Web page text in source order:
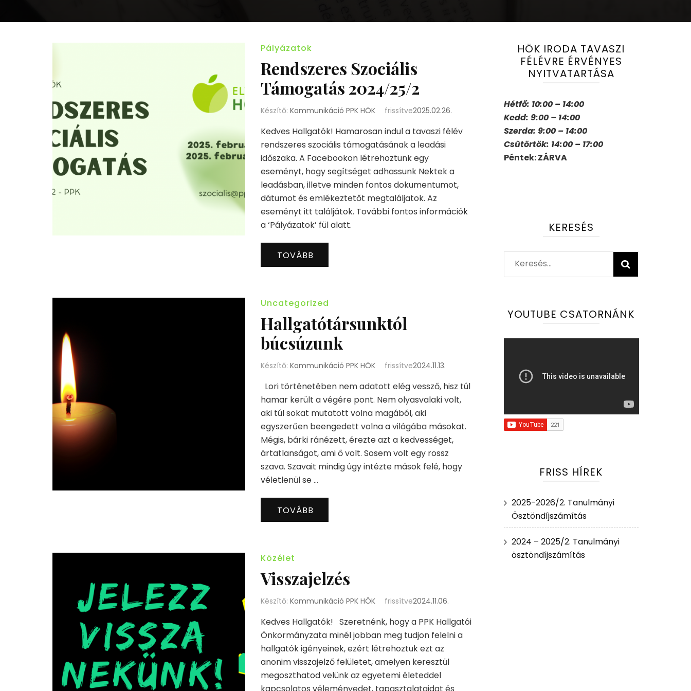
Pályázatok
Rendszeres Szociális
Támogatás 2024/25/2
Készítő: Kommunikáció PPK HÖK frissítve2025.02.26.
Kedves Hallgatók! Hamarosan indul a tavaszi félév
rendszeres szociális támogatásának a leadási
időszaka. A Facebookon létrehoztunk egy
eseményt, hogy segítséget adhassunk Nektek a
leadásban, illetve minden fontos dokumentumot,
dátumot és emlékeztetőt megtaláljatok. Az
eseményt itt találjátok. További fontos információk
a ‘Pályázatok’ fül alatt.
TOVÁBB
Uncategorized
Hallgatótársunktól
búcsúzunk
Készítő: Kommunikáció PPK HÖK frissítve2024.11.13.
Lori történetében nem adatott elég vessző, hisz túl
hamar került a végére pont. Nem olyasvalaki volt,
aki túl sokat mutatott volna magából, aki
egyszerűen beengedett volna a világába másokat.
Mégis, bárki ránézett, érezte azt a kedvességet,
ártatlanságot, ami ő volt. Sosem volt egy rossz
szava. Szavait mindig úgy intézte mások felé, hogy
véletlenül se …
TOVÁBB
Közélet
Visszajelzés
Készítő: Kommunikáció PPK HÖK frissítve2024.11.06.
Kedves Hallgatók! Szeretnénk, hogy a PPK Hallgatói
Önkormányzata minél jobban meg tudjon felelni a
hallgatók igényeinek, ezért létrehoztuk ezt az
anonim visszajelző felületet, amelyen keresztül
megoszthatod velünk az egyetemi életeddel
HÖK IRODA TAVASZI
FÉLÉVRE ÉRVÉNYES
NYITVATARTÁSA
Hétfő: 10:00 – 14:00
Kedd: 9:00 – 14:00
Szerda: 9:00 – 14:00
Csütörtök: 14:00 – 17:00
Péntek: ZÁRVA
KERESÉS
Keresés:
YOUTUBE CSATORNÁNK
FRISS HÍREK
2025-2026/2. Tanulmányi
Ösztöndíjszámítás
2024 – 2025/2. Tanulmányi
ösztöndíjszámítás